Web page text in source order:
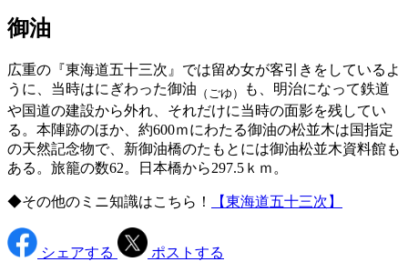
御油
広重の『東海道五十三次』では留め女が客引きをしているよ
うに、当時はにぎわった御油 （ごゆ）
も、明治になって鉄道
や国道の建設から外れ、それだけに当時の面影を残してい
る。本陣跡のほか、約600ｍにわたる御油の松並木は国指定
の天然記念物で、新御油橋のたもとには御油松並木資料館も
ある。旅籠の数62。日本橋から297.5ｋｍ。
◆その他のミニ知識はこちら！ 【東海道五十三次】
シェアする
ポストする